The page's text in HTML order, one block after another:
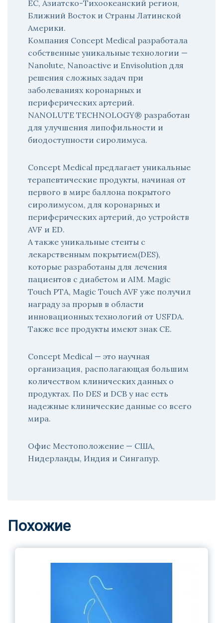
ЕС, Азиатско-Тихоокеанский регион,
Ближний Восток и Страны Латинской
Америки.
Компания Concept Medical разработала
собственные уникальные технологии —
Nanolute, Nanoactive и Envisolution для
решения сложных задач при
заболеваниях коронарных и
периферических артерий.
NANOLUTE TECHNOLOGY® разработан
для улучшения липофильности и
биодоступности сиролимуса.
Concept Medical предлагает уникальные
терапевтические продукты, начиная от
первого в мире баллона покрытого
сиролимусом, для коронарных и
периферических артерий, до устройств
AVF и ED.
А также уникальные стенты с
лекарственным покрытием(DES),
которые разработаны для лечения
пациентов с диабетом и AIM. Magic
Touch PTA, Magic Touch AVF уже получил
награду за прорыв в области
инновационных технологий от USFDA.
Также все продукты имеют знак CE.
Concept Medical — это научная
организация, располагающая большим
количеством клинических данных о
продуктах. По DES и DCB у нас есть
надежные клинические данные со всего
мира.
Офис Местоположение — США,
Нидерланды, Индия и Сингапур.
Похожие